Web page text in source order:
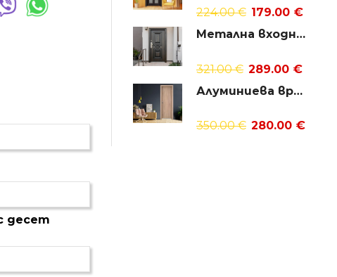
десет
224.00€ 179.00 €
Метална входна врата модел 539
321.00€ 289.00 €
Алуминиева врата за баня – GRADDE цвят Дъб Вераде
350.00€ 280.00 €